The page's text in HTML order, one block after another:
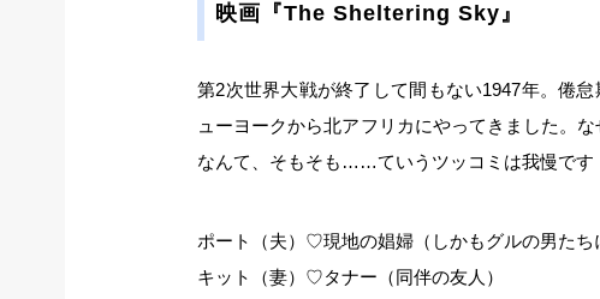
映画『The Sheltering Sky』
第2次世界大戦が終了して間もない1947年。倦
ューヨークから北アフリカにやってきました。
なんて、そもそも……ていうツッコミは我慢です
ポート（夫）♡現地の娼婦（しかもグルの男たち
キット（妻）♡タナー（同伴の友人）